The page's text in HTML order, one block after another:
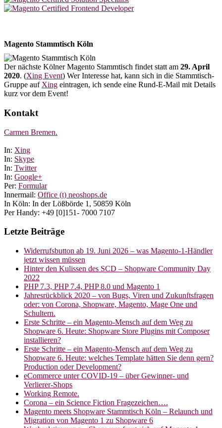
Magento Stammtisch Köln
Der nächste Kölner Magento Stammtisch findet statt am 29. April
2020. (Xing Event) Wer Interesse hat, kann sich in die Stammtisch-
Gruppe auf Xing eintragen, ich sende eine Rund-E-Mail mit Details
kurz vor dem Event!
Kontakt
Carmen Bremen.
In: Xing
In: Skype
In: Twitter
In: Google+
Per: Formular
Innermail: Office (t) neoshops.de
In Köln: In der Lößbörde 1, 50859 Köln
Per Handy: +49 [0]151- 7000 7107
Letzte Beiträge
Widerrufsbutton ab 19. Juni 2026 – was Magento-1-Händler
jetzt wissen müssen
Hinter den Kulissen des SCD – Shopware Community Day
2022
PHP 7.3, PHP 7.4, PHP 8.0 und Magento 1
Jahresrückblick 2020 – von Bugs, Viren und Zukunftsfragen
oder: von Corona, Shopware, Magento, Mage One und
Schultern.
Erste Schritte – ein Magento-Mensch auf dem Weg zu
Shopware 6. Heute: Shopware Store Plugins mit Composer
installieren?
Erste Schritte – ein Magento-Mensch auf dem Weg zu
Shopware 6. Heute: welches Template hätten Sie denn gern?
Production oder Development?
eCommerce unter COVID-19 – über Gewinner- und
Verlierer-Shops
Working Remote.
Corona – ein Science Fiction Fragezeichen….
Magento meets Shopware Stammtisch Köln – Relaunch und
Migration von Magento 1 zu Shopware 6